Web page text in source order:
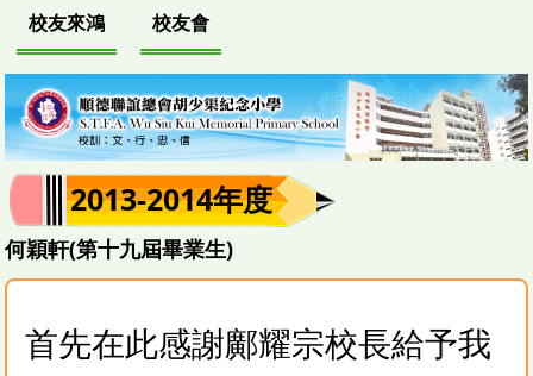
校友來鴻 校友會
2013-2014年度
何穎軒(第十九屆畢業生)
首先在此感謝鄺耀宗校長給予我